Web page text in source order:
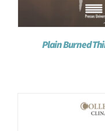
Plain Burned